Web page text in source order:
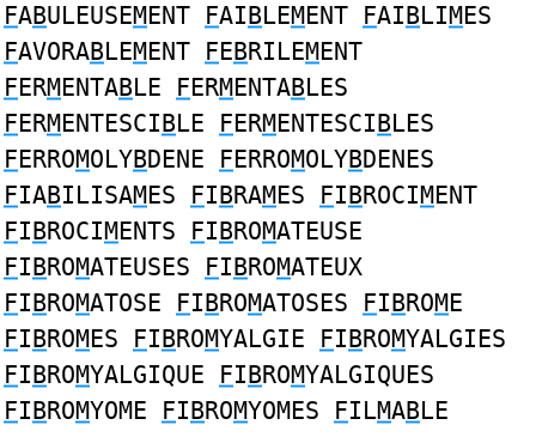
FABULEUSEMENT FAIBLEMENT FAIBLIMES
FAVORABLEMENT FEBRILEMENT
FERMENTABLE FERMENTABLES
FERMENTESCIBLE FERMENTESCIBLES
FERROMOLYBDENE FERROMOLYBDENES
FIABILISAMES FIBRAMES FIBROCIMENT
FIBROCIMENTS FIBROMATEUSE
FIBROMATEUSES FIBROMATEUX
FIBROMATOSE FIBROMATOSES FIBROME
FIBROMES FIBROMYALGIE FIBROMYALGIES
FIBROMYALGIQUE FIBROMYALGIQUES
FIBROMYOME FIBROMYOMES FILMABLE